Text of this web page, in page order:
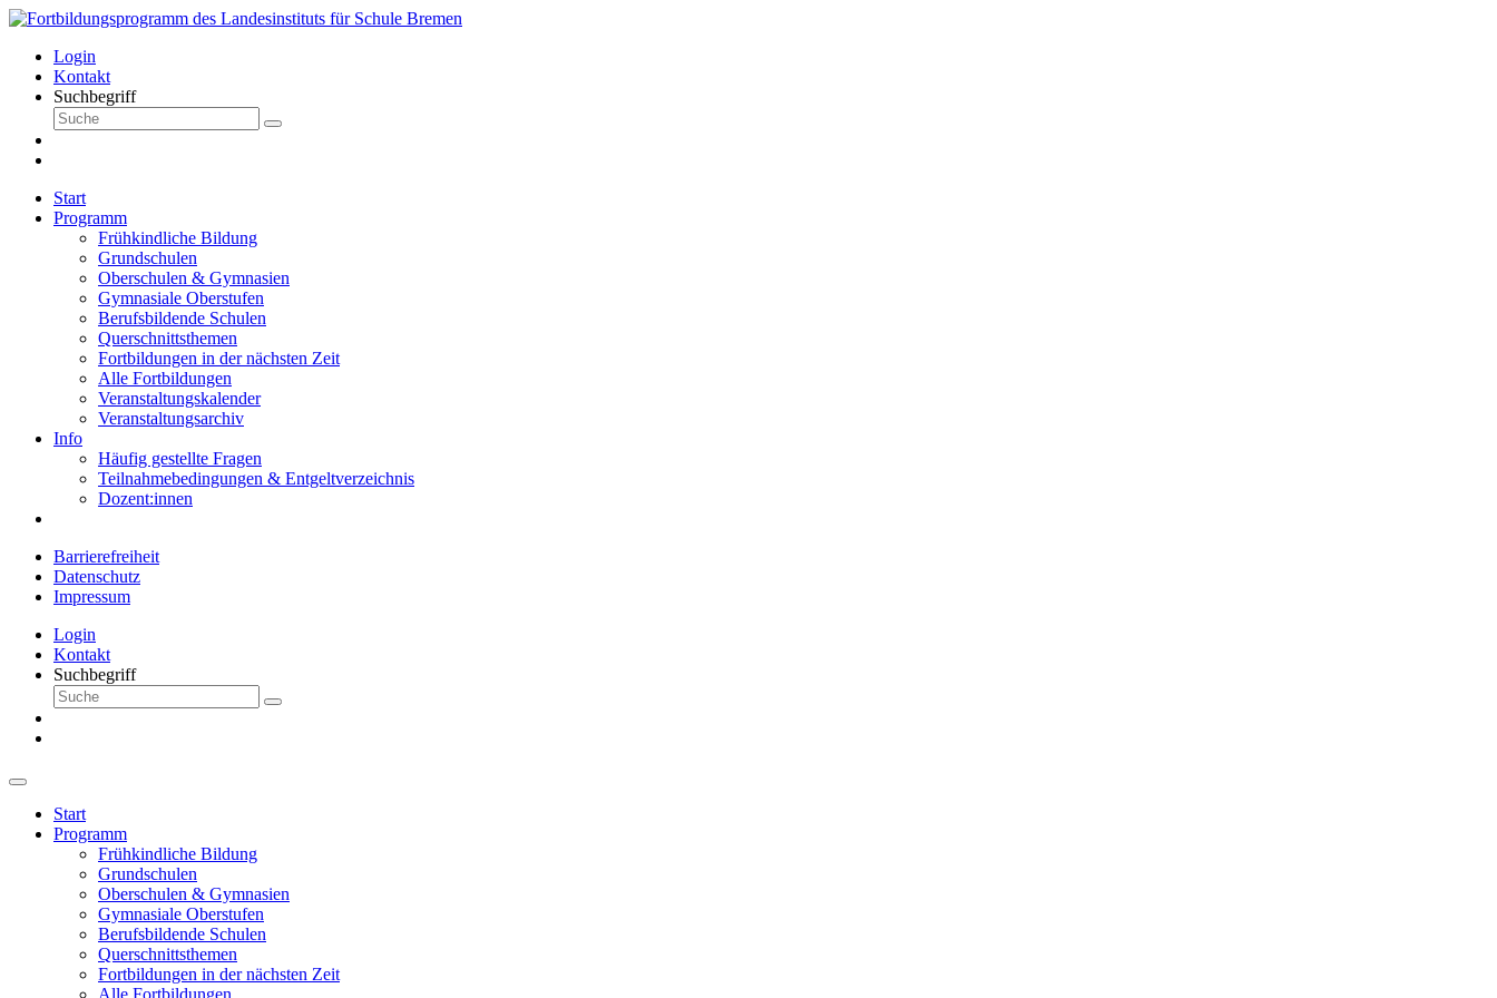
Login
Kontakt
Suchbegriff
Start
Programm
Frühkindliche Bildung
Grundschulen
Oberschulen & Gymnasien
Gymnasiale Oberstufen
Berufsbildende Schulen
Querschnittsthemen
Fortbildungen in der nächsten Zeit
Alle Fortbildungen
Veranstaltungskalender
Veranstaltungsarchiv
Info
Häufig gestellte Fragen
Teilnahmebedingungen & Entgeltverzeichnis
Dozent:innen
Barrierefreiheit
Datenschutz
Impressum
Login
Kontakt
Suchbegriff
Start
Programm
Frühkindliche Bildung
Grundschulen
Oberschulen & Gymnasien
Gymnasiale Oberstufen
Berufsbildende Schulen
Querschnittsthemen
Fortbildungen in der nächsten Zeit
Alle Fortbildungen